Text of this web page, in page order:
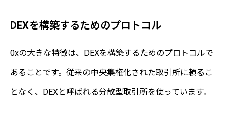
DEXを構築するためのプロトコル
0xの大きな特徴は、DEXを構築するためのプロトコルで
あることです。従来の中央集権化された取引所に頼るこ
となく、DEXと呼ばれる分散型取引所を使っています。